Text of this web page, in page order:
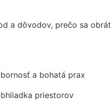
a dôvodov, prečo sa
a bohatá prax
priestorov